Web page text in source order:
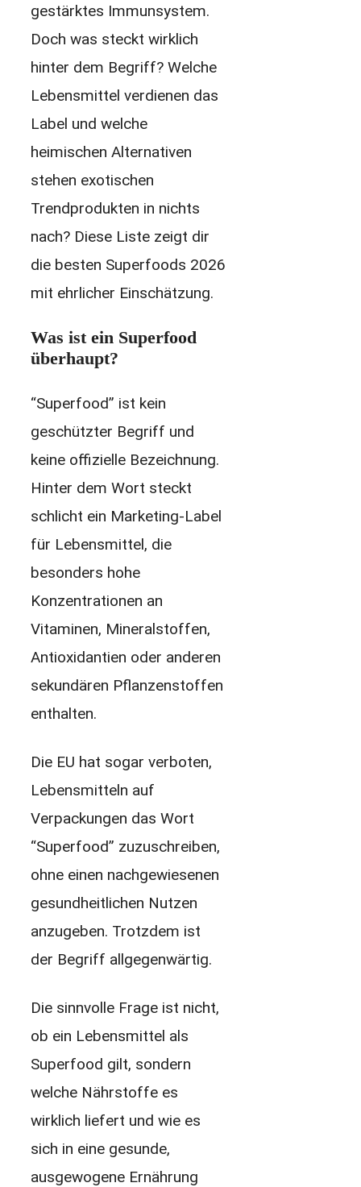
gestärktes Immunsystem.
Doch was steckt wirklich
hinter dem Begriff? Welche
Lebensmittel verdienen das
Label und welche
heimischen Alternativen
stehen exotischen
Trendprodukten in nichts
nach? Diese Liste zeigt dir
die besten Superfoods 2026
mit ehrlicher Einschätzung.
Was ist ein Superfood
überhaupt?
“Superfood” ist kein
geschützter Begriff und
keine offizielle Bezeichnung.
Hinter dem Wort steckt
schlicht ein Marketing-Label
für Lebensmittel, die
besonders hohe
Konzentrationen an
Vitaminen, Mineralstoffen,
Antioxidantien oder anderen
sekundären Pflanzenstoffen
enthalten.
Die EU hat sogar verboten,
Lebensmitteln auf
Verpackungen das Wort
“Superfood” zuzuschreiben,
ohne einen nachgewiesenen
gesundheitlichen Nutzen
anzugeben. Trotzdem ist
der Begriff allgegenwärtig.
Die sinnvolle Frage ist nicht,
ob ein Lebensmittel als
Superfood gilt, sondern
welche Nährstoffe es
wirklich liefert und wie es
sich in eine gesunde,
ausgewogene Ernährung